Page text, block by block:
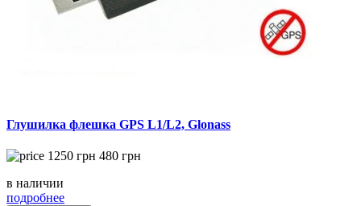
Глушилка флешка GPS L1/L2, Glonass
1250 грн 480 грн
в наличии
подробнее